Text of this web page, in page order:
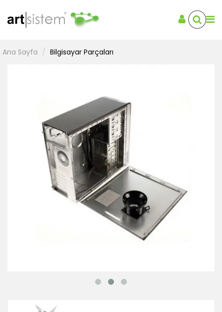
Ana Sayfa Bilgisayar Parçaları